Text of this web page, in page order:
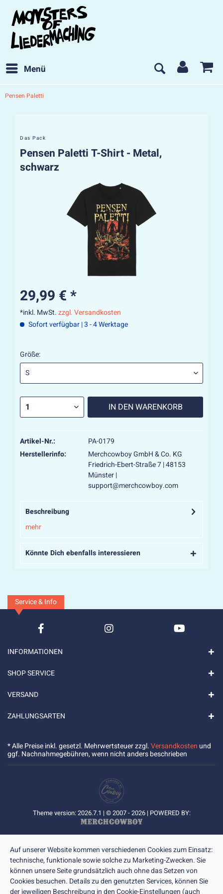
Menü
Pensen Paletti
Das Pack
Pensen Paletti T-Shirt - Metal,
schwarz
29,99 € *
*inkl. MwSt.zzgl. Versandkosten
Sofort verfügbar | 3 - 4 Werktage
Größe:
IN DEN WARENKORB
Artikel-Nr.:
PA-0179
Herstellerinfo:
Merchcowboy GmbH & Co. KG
Friedrich-Ebert-Straße 7 | 48153
Münster |
support@merchcowboy.com
Beschreibung
mehr
Könnte Dich ebenfalls interessieren
Service & Info
INFORMATIONEN
SHOP SERVICE
VERSAND
ZAHLUNGSARTEN
* Alle Preise inkl. gesetzl. Mehrwertsteuer zzgl.Versandkosten und
ggf. Nachnahmegebühren, wenn nicht anders beschrieben
Theme version: 2026.7.1 | © 2007 - 2026 | POWERED BY:
Auf unserer Website kommen verschiedenen Cookies zum Einsatz:
technische, funktionale sowie solche zu Marketing-Zwecken. Sie
können unsere Seite grundsätzlich auch ohne das Setzen von
Cookies besuchen. Details zu den genutzten Services, können Sie
der jeweiligen Beschreibung in den Cookie-Einstellungen (auch